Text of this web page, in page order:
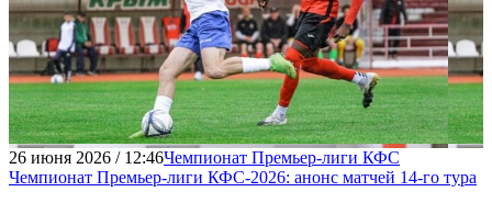
26 июня 2026 / 12:46Чемпионат Премьер-лиги КФС
Чемпионат Премьер-лиги КФС-2026: анонс матчей 14-го тура